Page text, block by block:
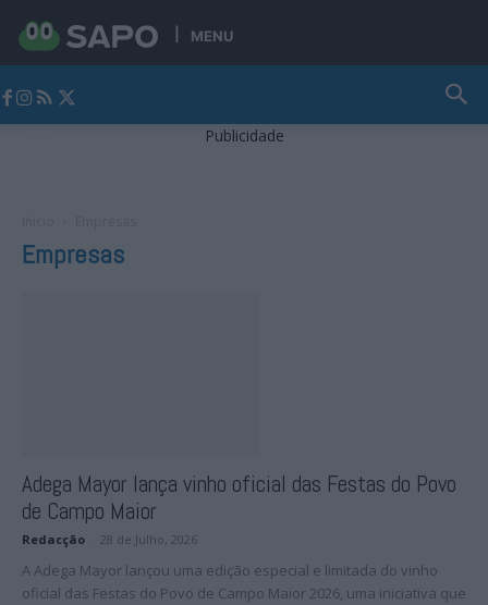
MENU
Publicidade
Empresas
Adega Mayor lança vinho oficial das Festas do Povo
de Campo Maior
Redacção 28 de Julho, 2026
A Adega Mayor lançou uma edição especial e limitada do vinho
oficial das Festas do Povo de Campo Maior 2026, uma iniciativa que